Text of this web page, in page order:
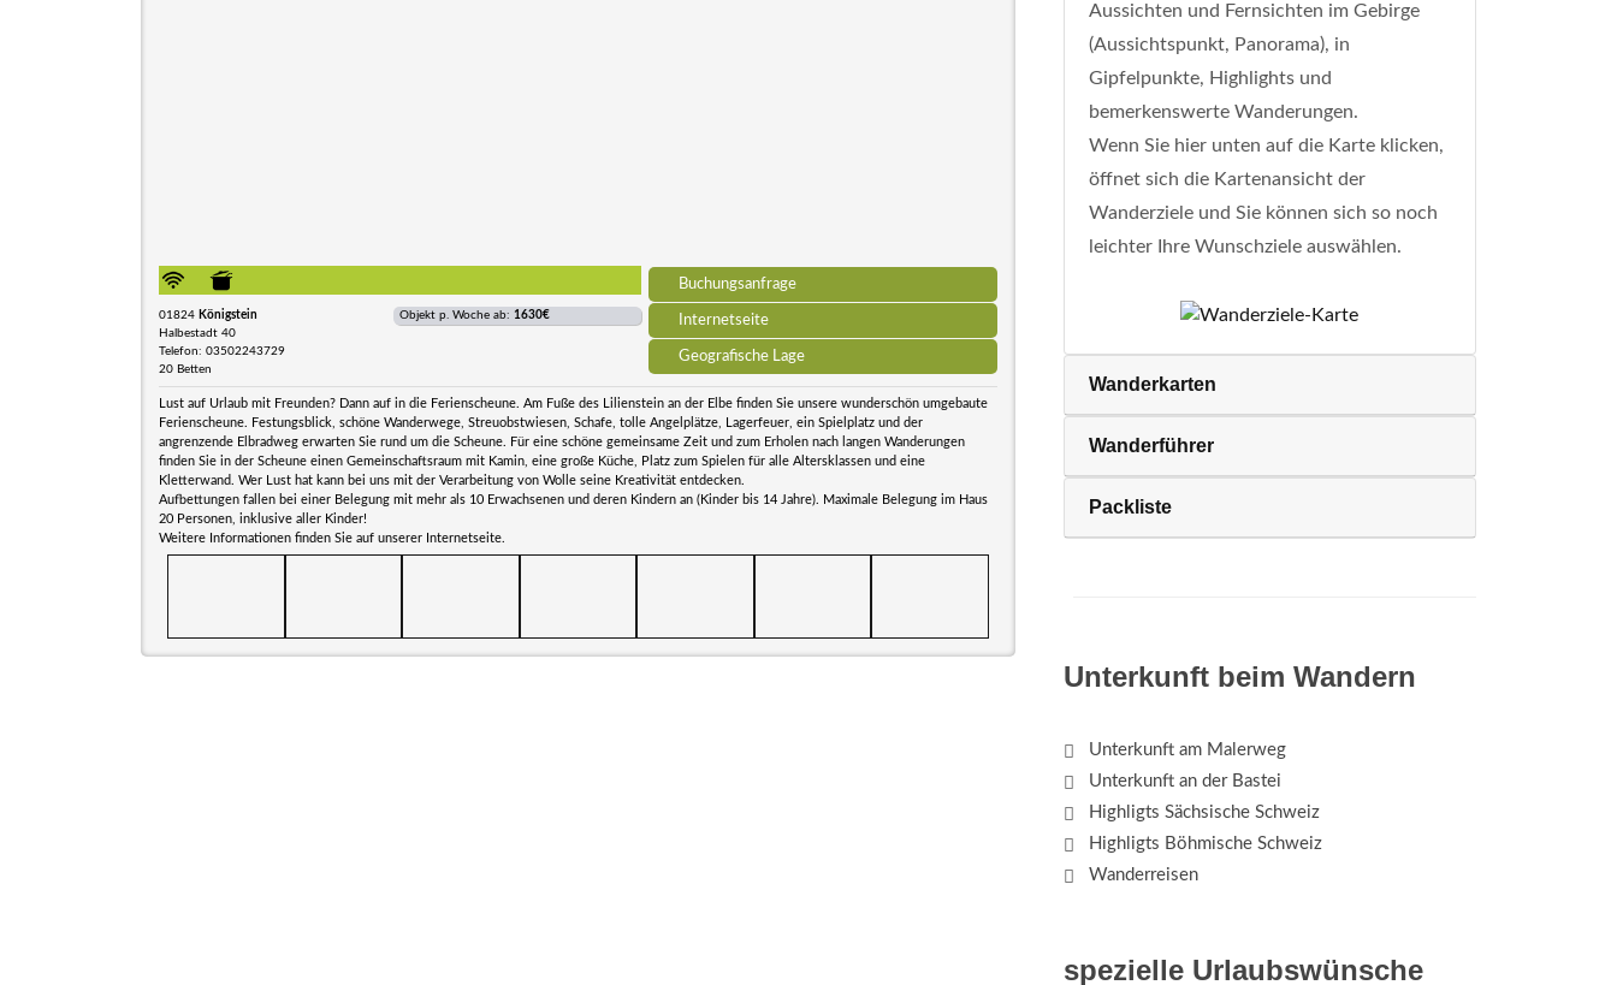
Buchungsanfrage
Internetseite
Geografische Lage
01824 Königstein
Halbestadt 40
Telefon: 03502243729
20 Betten
Objekt p. Woche ab: 1630€
Lust auf Urlaub mit Freunden? Dann auf in die Ferienscheune. Am Fuße des Lilienstein an der Elbe finden Sie unsere wunderschön umgebaute
Ferienscheune. Festungsblick, schöne Wanderwege, Streuobstwiesen, Schafe, tolle Angelplätze, Lagerfeuer, ein Spielplatz und der
angrenzende Elbradweg erwarten Sie rund um die Scheune. Für eine schöne gemeinsame Zeit und zum Erholen nach langen Wanderungen
finden Sie in der Scheune einen Gemeinschaftsraum mit Kamin, eine große Küche, Platz zum Spielen für alle Altersklassen und eine
Kletterwand. Wer Lust hat kann bei uns mit der Verarbeitung von Wolle seine Kreativität entdecken.
Aufbettungen fallen bei einer Belegung mit mehr als 10 Erwachsenen und deren Kindern an (Kinder bis 14 Jahre). Maximale Belegung im Haus
20 Personen, inklusive aller Kinder!
Weitere Informationen finden Sie auf unserer Internetseite.
Aussichten und Fernsichten im Gebirge
(Aussichtspunkt, Panorama), in
Gipfelpunkte, Highlights und
bemerkenswerte Wanderungen.
Wenn Sie hier unten auf die Karte klicken,
öffnet sich die Kartenansicht der
Wanderziele und Sie können sich so noch
leichter Ihre Wunschziele auswählen.
Wanderkarten
Wanderführer
Packliste
Unterkunft beim Wandern
Unterkunft am Malerweg
Unterkunft an der Bastei
Highligts Sächsische Schweiz
Highligts Böhmische Schweiz
Wanderreisen
spezielle Urlaubswünsche